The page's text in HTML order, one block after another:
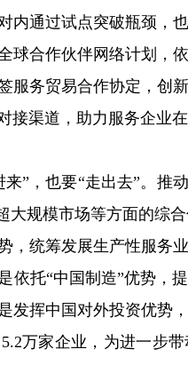
内通过试点突破瓶颈，
球合作伙伴网络计划，
服务贸易合作协定，创
渠道，助力服务企业
”，也要“走出去”。推
规模市场等方面的综
，统筹发展生产性服务
依托“中国制造”优势，
发挥中国对外投资优势
万家企业，为进一步